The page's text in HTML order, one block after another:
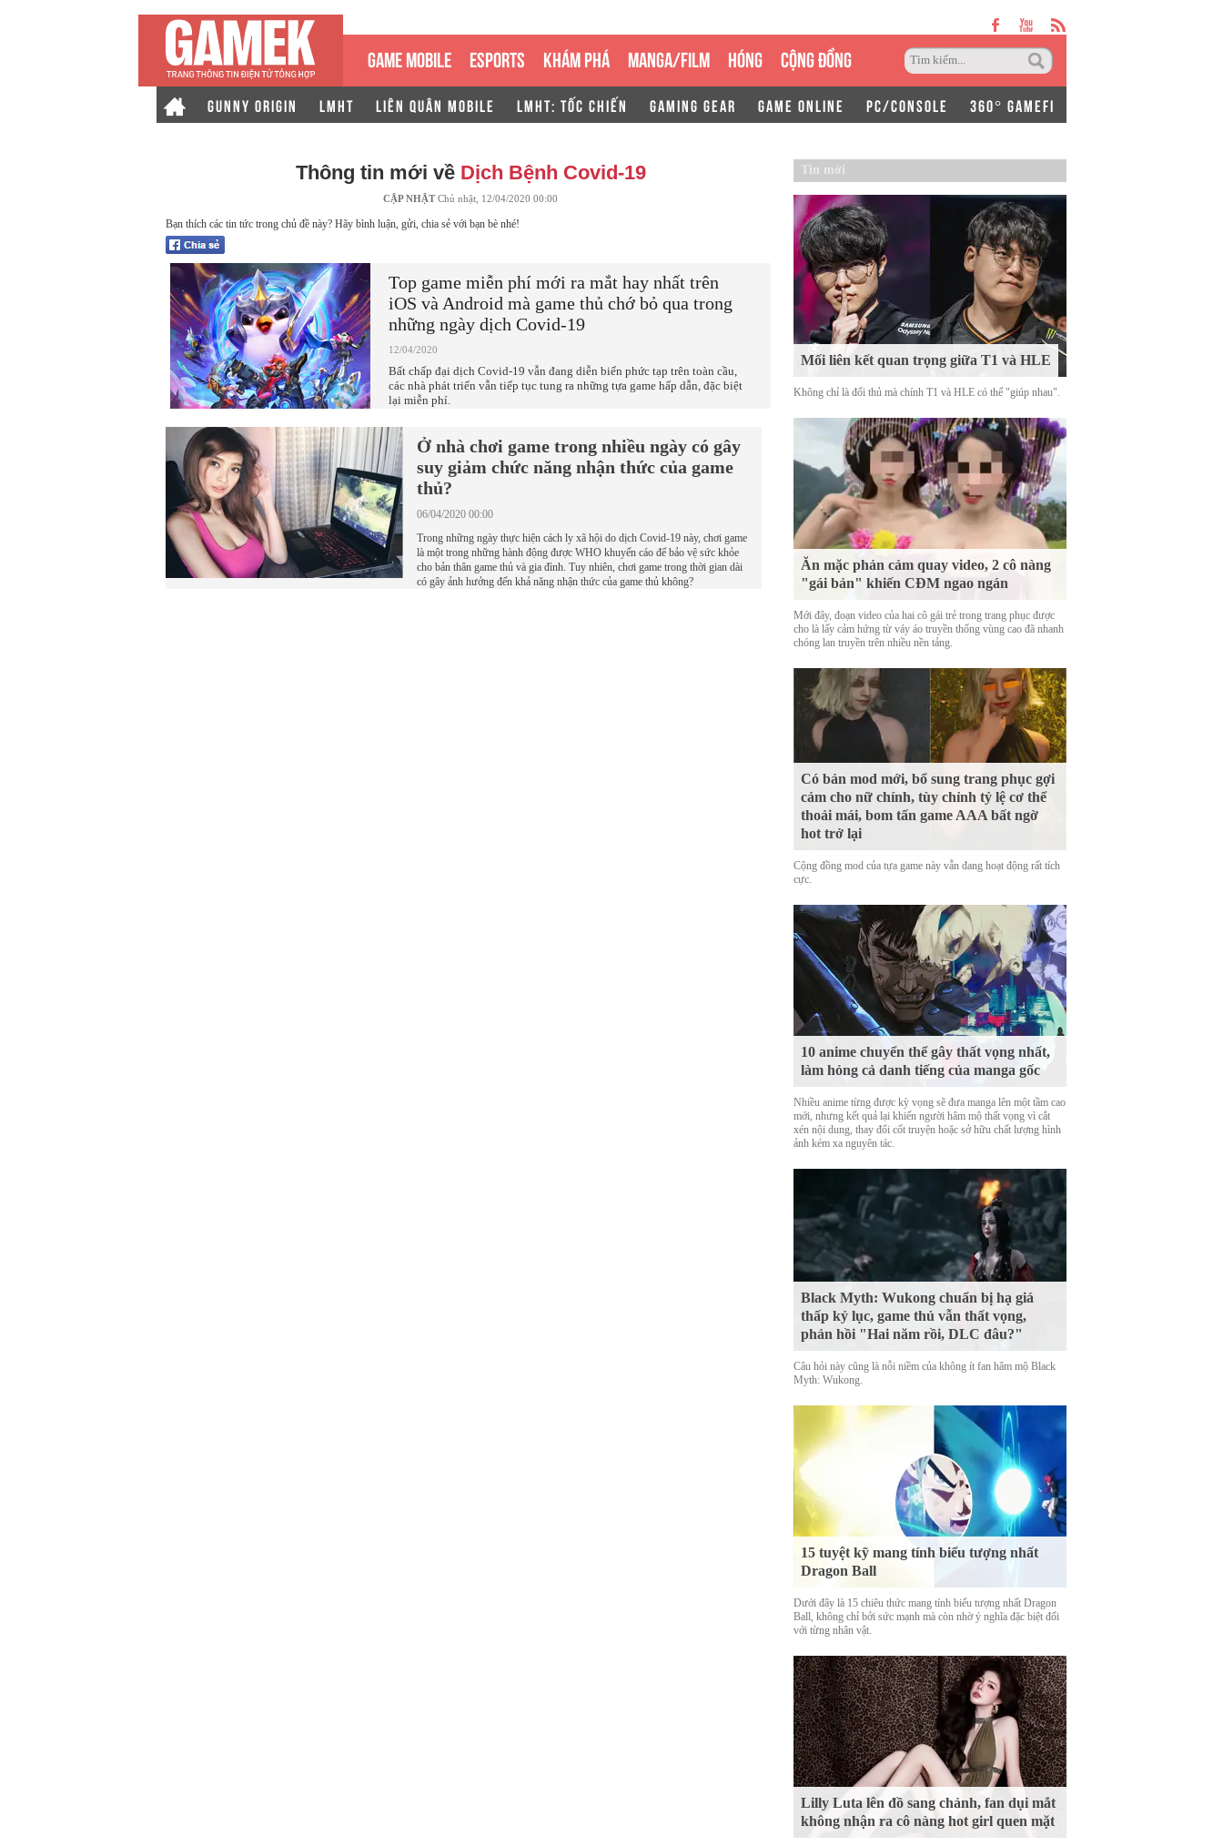
GAME MOBILE ESPORTS KHÁM PHÁ MANGA/FILM HÓNG CỘNG ĐỒNG
GUNNY ORIGIN LMHT LIÊN QUÂN MOBILE LMHT: TỐC CHIẾN GAMING GEAR GAME ONLINE PC/CONSOLE 360° GAMEFI
Thông tin mới về Dịch Bệnh Covid-19
CẬP NHẬTChủ nhật, 12/04/2020 00:00
Bạn thích các tin tức trong chủ đề này? Hãy bình luận, gửi, chia sẻ với bạn bè nhé!
Top game miễn phí mới ra mắt hay nhất trên
iOS và Android mà game thủ chớ bỏ qua trong
những ngày dịch Covid-19
12/04/2020
Bất chấp đại dịch Covid-19 vẫn đang diễn biến phức tạp trên toàn cầu,
các nhà phát triển vẫn tiếp tục tung ra những tựa game hấp dẫn, đặc biệt
lại miễn phí.
Ở nhà chơi game trong nhiều ngày có gây
suy giảm chức năng nhận thức của game
thủ?
06/04/2020 00:00
Trong những ngày thực hiện cách ly xã hội do dịch Covid-19 này, chơi game
là một trong những hành động được WHO khuyến cáo để bảo vệ sức khỏe
cho bản thân game thủ và gia đình. Tuy nhiên, chơi game trong thời gian dài
có gây ảnh hưởng đến khả năng nhận thức của game thủ không?
Tin mới
Mối liên kết quan trọng giữa T1 và HLE
Không chỉ là đối thủ mà chính T1 và HLE có thể "giúp nhau".
Ăn mặc phản cảm quay video, 2 cô nàng
"gái bản" khiến CĐM ngao ngán
Mới đây, đoạn video của hai cô gái trẻ trong trang phục được
cho là lấy cảm hứng từ váy áo truyền thống vùng cao đã nhanh
chóng lan truyền trên nhiều nền tảng.
Có bản mod mới, bổ sung trang phục gợi
cảm cho nữ chính, tùy chỉnh tỷ lệ cơ thể
thoải mái, bom tấn game AAA bất ngờ
hot trở lại
Cộng đồng mod của tựa game này vẫn đang hoạt động rất tích
cực.
10 anime chuyển thể gây thất vọng nhất,
làm hỏng cả danh tiếng của manga gốc
Nhiều anime từng được kỳ vọng sẽ đưa manga lên một tầm cao
mới, nhưng kết quả lại khiến người hâm mộ thất vọng vì cắt
xén nội dung, thay đổi cốt truyện hoặc sở hữu chất lượng hình
ảnh kém xa nguyên tác.
Black Myth: Wukong chuẩn bị hạ giá
thấp kỷ lục, game thủ vẫn thất vọng,
phản hồi "Hai năm rồi, DLC đâu?"
Câu hỏi này cũng là nỗi niềm của không ít fan hâm mộ Black
Myth: Wukong.
15 tuyệt kỹ mang tính biểu tượng nhất
Dragon Ball
Dưới đây là 15 chiêu thức mang tính biểu tượng nhất Dragon
Ball, không chỉ bởi sức mạnh mà còn nhờ ý nghĩa đặc biệt đối
với từng nhân vật.
Lilly Luta lên đồ sang chảnh, fan dụi mắt
không nhận ra cô nàng hot girl quen mặt